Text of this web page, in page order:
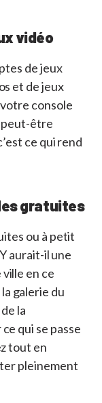
vidéo
de jeux
et de jeux
console
peut-être
ce qui rend
gratuites
ou à petit
aurait-il une
en ce
galerie du
la
qui se passe
tout en
pleinement